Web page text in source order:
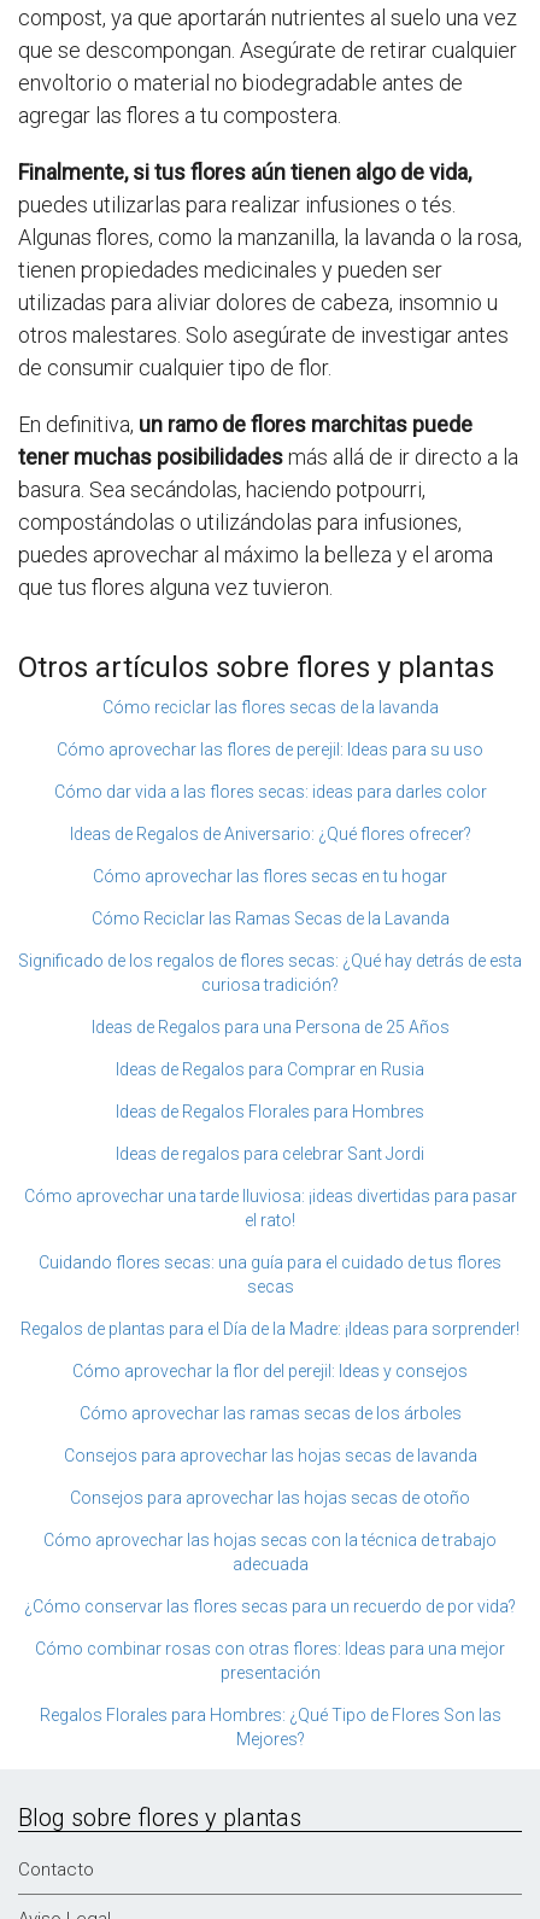
compost, ya que aportarán nutrientes al suelo una vez
que se descompongan. Asegúrate de retirar cualquier
envoltorio o material no biodegradable antes de
agregar las flores a tu compostera.
Finalmente, si tus flores aún tienen algo de vida,
puedes utilizarlas para realizar infusiones o tés.
Algunas flores, como la manzanilla, la lavanda o la rosa,
tienen propiedades medicinales y pueden ser
utilizadas para aliviar dolores de cabeza, insomnio u
otros malestares. Solo asegúrate de investigar antes
de consumir cualquier tipo de flor.
En definitiva, un ramo de flores marchitas puede
tener muchas posibilidadesmás allá de ir directo a la
basura. Sea secándolas, haciendo potpourri,
compostándolas o utilizándolas para infusiones,
puedes aprovechar al máximo la belleza y el aroma
que tus flores alguna vez tuvieron.
Otros artículos sobre flores y plantas
Cómo reciclar las flores secas de la lavanda
Cómo aprovechar las flores de perejil: Ideas para su uso
Cómo dar vida a las flores secas: ideas para darles color
Ideas de Regalos de Aniversario: ¿Qué flores ofrecer?
Cómo aprovechar las flores secas en tu hogar
Cómo Reciclar las Ramas Secas de la Lavanda
Significado de los regalos de flores secas: ¿Qué hay detrás de esta
curiosa tradición?
Ideas de Regalos para una Persona de 25 Años
Ideas de Regalos para Comprar en Rusia
Ideas de Regalos Florales para Hombres
Ideas de regalos para celebrar Sant Jordi
Cómo aprovechar una tarde lluviosa: ¡ideas divertidas para pasar
el rato!
Cuidando flores secas: una guía para el cuidado de tus flores
secas
Regalos de plantas para el Día de la Madre: ¡Ideas para sorprender!
Cómo aprovechar la flor del perejil: Ideas y consejos
Cómo aprovechar las ramas secas de los árboles
Consejos para aprovechar las hojas secas de lavanda
Consejos para aprovechar las hojas secas de otoño
Cómo aprovechar las hojas secas con la técnica de trabajo
adecuada
¿Cómo conservar las flores secas para un recuerdo de por vida?
Cómo combinar rosas con otras flores: Ideas para una mejor
presentación
Regalos Florales para Hombres: ¿Qué Tipo de Flores Son las
Mejores?
Blog sobre flores y plantas
Contacto